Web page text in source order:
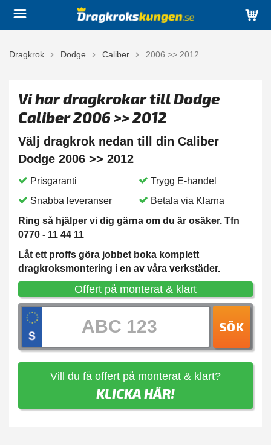
Dragkrok Dodge Caliber 2006 >> 2012
Vi har dragkrokar till Dodge
Caliber 2006 >> 2012
Välj dragkrok nedan till din Caliber
Dodge 2006 >> 2012
Prisgaranti
Trygg E-handel
Snabba leveranser
Betala via Klarna
Ring så hjälper vi dig gärna om du är osäker. Tfn
0770 - 11 44 11
Låt ett proffs göra jobbet boka komplett
dragkroksmontering i en av våra verkstäder.
Offert på monterat & klart
SÖK
Vill du få offert på monterat & klart?
KLICKA HÄR!